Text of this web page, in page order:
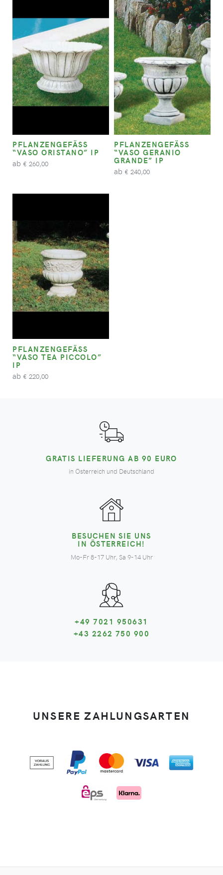
PFLANZENGEFÄSS “
VASO ORISTANO” IP
ab € 260,00
PFLANZENGEFÄSS “
VASO GERANIO G
RANDE” IP
ab € 240,00
PFLANZENGEFÄSS “
VASO TEA PICCOLO” I
P
ab € 220,00
GRATIS LIEFERUNG AB 90 EURO
in Österreich und Deutschland
BESUCHEN SIE UNS
IN ÖSTERREICH!
Mo-Fr 8-17 Uhr, Sa 9-14 Uhr
+49 7021 950631
+43 2262 750 900
UNSERE ZAHLUNGSARTEN